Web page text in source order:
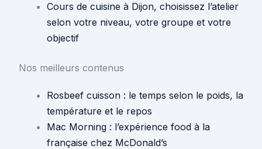
Cours de cuisine à Dijon, choisissez l’atelier
selon votre niveau, votre groupe et votre
objectif
Nos meilleurs contenus
Rosbeef cuisson : le temps selon le poids, la
température et le repos
Mac Morning : l’expérience food à la
française chez McDonald’s